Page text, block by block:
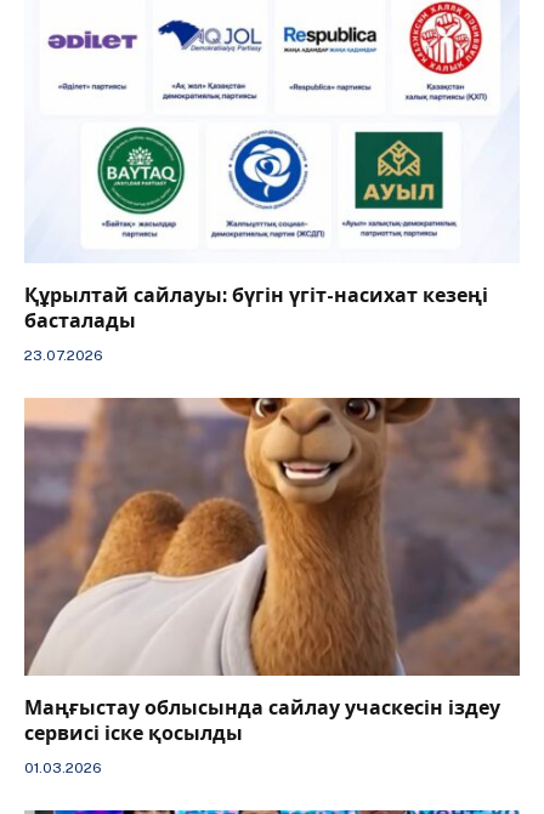
Құрылтай сайлауы: бүгін үгіт-насихат кезеңі
басталады
23.07.2026
Маңғыстау облысында сайлау учаскесін іздеу
сервисі іске қосылды
01.03.2026